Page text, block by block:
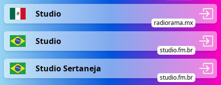
Studio
radiorama.mx
Studio
studio.fm.br
Studio Sertaneja
studio.fm.br